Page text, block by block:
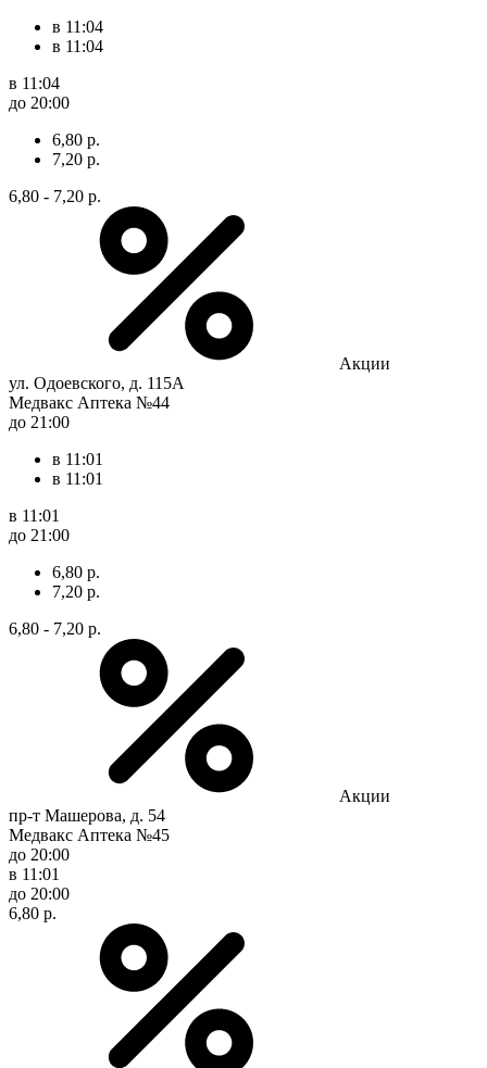
в 11:04
в 11:04
в 11:04
до 20:00
6,80 р.
7,20 р.
6,80 - 7,20 р.
Акции
ул. Одоевского, д. 115А
Медвакс Аптека №44
до 21:00
в 11:01
в 11:01
в 11:01
до 21:00
6,80 р.
7,20 р.
6,80 - 7,20 р.
Акции
пр-т Машерова, д. 54
Медвакс Аптека №45
до 20:00
в 11:01
до 20:00
6,80 р.